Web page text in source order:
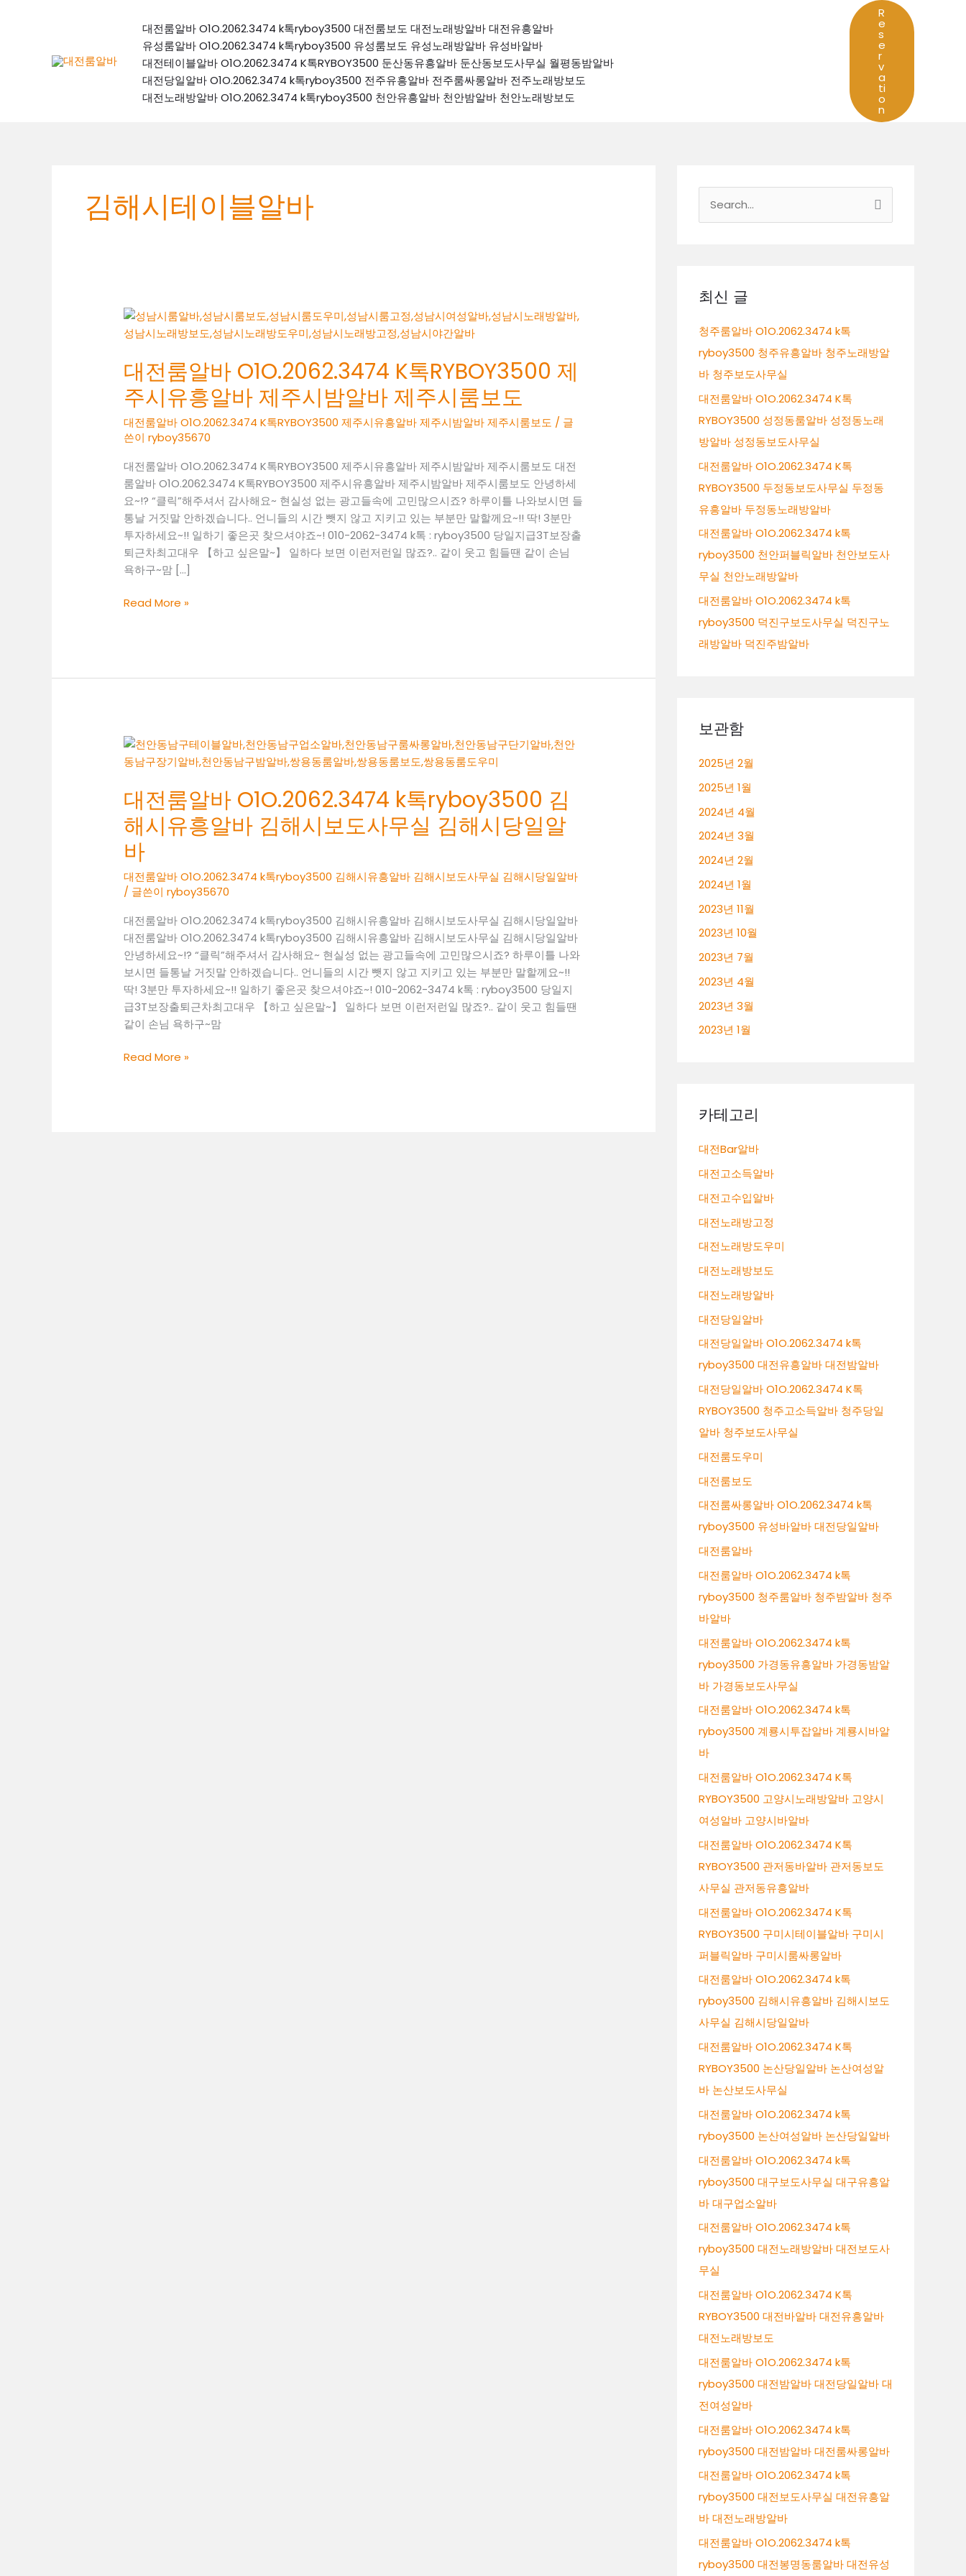
대전룸알바 O1O.2062.3474 k톡ryboy3500 대전룸보도 대전노래방알바 대전유흥알바
유성룸알바 O1O.2062.3474 k톡ryboy3500 유성룸보도 유성노래방알바 유성바알바
대전테이블알바 O1O.2062.3474 K톡RYBOY3500 둔산동유흥알바 둔산동보도사무실 월평동밤알바
대전당일알바 O1O.2062.3474 k톡ryboy3500 전주유흥알바 전주룸싸롱알바 전주노래방보도
대전노래방알바 O1O.2062.3474 k톡ryboy3500 천안유흥알바 천안밤알바 천안노래방보도
R
e
s
e
r
v
a
ti
o
n
김해시테이블알바
대전룸알바 O1O.2062.3474 K톡RYBOY3500 제
주시유흥알바 제주시밤알바 제주시룸보도
대전룸알바 O1O.2062.3474 K톡RYBOY3500 제주시유흥알바 제주시밤알바 제주시룸보도 / 글
쓴이ryboy35670
대전룸알바 O1O.2062.3474 K톡RYBOY3500 제주시유흥알바 제주시밤알바 제주시룸보도 대전
룸알바 O1O.2062.3474 K톡RYBOY3500 제주시유흥알바 제주시밤알바 제주시룸보도 안녕하세
요~!? “클릭”해주셔서 감사해요~ 현실성 없는 광고들속에 고민많으시죠? 하루이틀 나와보시면 들
통날 거짓말 안하겠습니다.. 언니들의 시간 뺏지 않고 지키고 있는 부분만 말할께요~!! 딱! 3분만
투자하세요~!! 일하기 좋은곳 찾으셔야죠~! 010-2062-3474 k톡 : ryboy3500 당일지급3T보장출
퇴근차최고대우 【하고 싶은말~】 일하다 보면 이런저런일 많죠?.. 같이 웃고 힘들땐 같이 손님
욕하구~맘 […]
대
RYBOY3500
제
시
유
흥
알
바
제
주
시
밤
알
바
제
주
시
룸
보
Read More »
대전룸알바 O1O.2062.3474 k톡ryboy3500 김
해시유흥알바 김해시보도사무실 김해시당일알
바
대전룸알바 O1O.2062.3474 k톡ryboy3500 김해시유흥알바 김해시보도사무실 김해시당일알바
/ 글쓴이ryboy35670
대전룸알바 O1O.2062.3474 k톡ryboy3500 김해시유흥알바 김해시보도사무실 김해시당일알바
대전룸알바 O1O.2062.3474 k톡ryboy3500 김해시유흥알바 김해시보도사무실 김해시당일알바
안녕하세요~!? “클릭”해주셔서 감사해요~ 현실성 없는 광고들속에 고민많으시죠? 하루이틀 나와
보시면 들통날 거짓말 안하겠습니다.. 언니들의 시간 뺏지 않고 지키고 있는 부분만 말할께요~!!
딱! 3분만 투자하세요~!! 일하기 좋은곳 찾으셔야죠~! 010-2062-3474 k톡 : ryboy3500 당일지
급3T보장출퇴근차최고대우 【하고 싶은말~】 일하다 보면 이런저런일 많죠?.. 같이 웃고 힘들땐
같이 손님 욕하구~맘
대
Read More »
최신 글
청주룸알바 O1O.2062.3474 k톡
ryboy3500 청주유흥알바 청주노래방알
바 청주보도사무실
대전룸알바 O1O.2062.3474 K톡
RYBOY3500 성정동룸알바 성정동노래
방알바 성정동보도사무실
대전룸알바 O1O.2062.3474 K톡
RYBOY3500 두정동보도사무실 두정동
유흥알바 두정동노래방알바
대전룸알바 O1O.2062.3474 k톡
ryboy3500 천안퍼블릭알바 천안보도사
무실 천안노래방알바
대전룸알바 O1O.2062.3474 k톡
ryboy3500 덕진구보도사무실 덕진구노
래방알바 덕진주밤알바
보관함
2025년 2월
2025년 1월
2024년 4월
2024년 3월
2024년 2월
2024년 1월
2023년 11월
2023년 10월
2023년 7월
2023년 4월
2023년 3월
2023년 1월
카테고리
대전Bar알바
대전고소득알바
대전고수입알바
대전노래방고정
대전노래방도우미
대전노래방보도
대전노래방알바
대전당일알바
대전당일알바 O1O.2062.3474 k톡
ryboy3500 대전유흥알바 대전밤알바
대전당일알바 O1O.2062.3474 K톡
RYBOY3500 청주고소득알바 청주당일
알바 청주보도사무실
대전룸도우미
대전룸보도
대전룸싸롱알바 O1O.2062.3474 k톡
ryboy3500 유성바알바 대전당일알바
대전룸알바
대전룸알바 O1O.2062.3474 k톡
ryboy3500 청주룸알바 청주밤알바 청주
바알바
대전룸알바 O1O.2062.3474 k톡
ryboy3500 가경동유흥알바 가경동밤알
바 가경동보도사무실
대전룸알바 O1O.2062.3474 k톡
ryboy3500 계룡시투잡알바 계룡시바알
바
대전룸알바 O1O.2062.3474 K톡
RYBOY3500 고양시노래방알바 고양시
여성알바 고양시바알바
대전룸알바 O1O.2062.3474 K톡
RYBOY3500 관저동바알바 관저동보도
사무실 관저동유흥알바
대전룸알바 O1O.2062.3474 K톡
RYBOY3500 구미시테이블알바 구미시
퍼블릭알바 구미시룸싸롱알바
대전룸알바 O1O.2062.3474 k톡
ryboy3500 김해시유흥알바 김해시보도
사무실 김해시당일알바
대전룸알바 O1O.2062.3474 K톡
RYBOY3500 논산당일알바 논산여성알
바 논산보도사무실
대전룸알바 O1O.2062.3474 k톡
ryboy3500 논산여성알바 논산당일알바
대전룸알바 O1O.2062.3474 k톡
ryboy3500 대구보도사무실 대구유흥알
바 대구업소알바
대전룸알바 O1O.2062.3474 k톡
ryboy3500 대전노래방알바 대전보도사
무실
대전룸알바 O1O.2062.3474 K톡
RYBOY3500 대전바알바 대전유흥알바
대전노래방보도
대전룸알바 O1O.2062.3474 k톡
ryboy3500 대전밤알바 대전당일알바 대
전여성알바
대전룸알바 O1O.2062.3474 k톡
ryboy3500 대전밤알바 대전룸싸롱알바
대전룸알바 O1O.2062.3474 k톡
ryboy3500 대전보도사무실 대전유흥알
바 대전노래방알바
대전룸알바 O1O.2062.3474 k톡
ryboy3500 대전봉명동룸알바 대전유성